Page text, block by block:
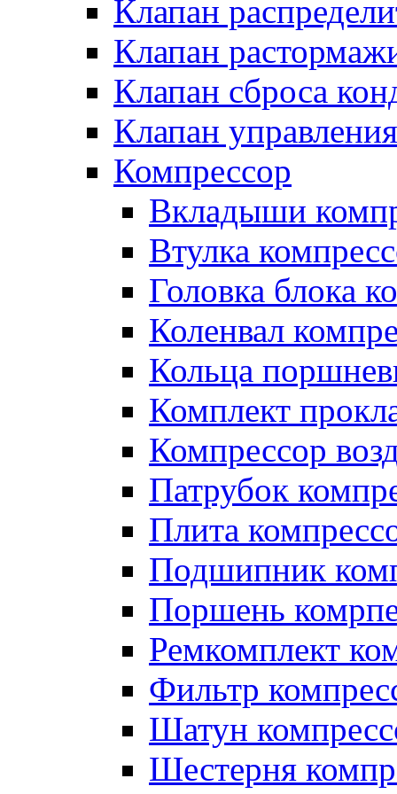
Клапан
Клапан
Клапан сброса
Клапан управления
Компрессор
Вкладыши
Втулка
Головка блока
Коленвал
Кольца
Комплект
Компрессор
Патрубок
Плита
Подшипник
Поршень
Ремкомплект
Фильтр
Шатун
Шестерня